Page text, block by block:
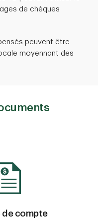
de chèques
peuvent être
moyennant des
de compte